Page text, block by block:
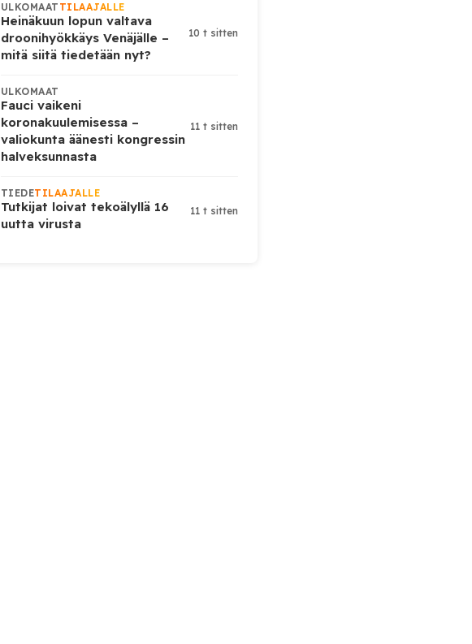
ULKOMAAT TILAAJALLE
Heinäkuun lopun valtava
droonihyökkäys Venäjälle –
mitä siitä tiedetään nyt?
10 t sitten
ULKOMAAT
Fauci vaikeni
koronakuulemisessa –
valiokunta äänesti kongressin
halveksunnasta
11 t sitten
TIEDETILAAJALLE
Tutkijat loivat tekoälyllä 16
uutta virusta
11 t sitten